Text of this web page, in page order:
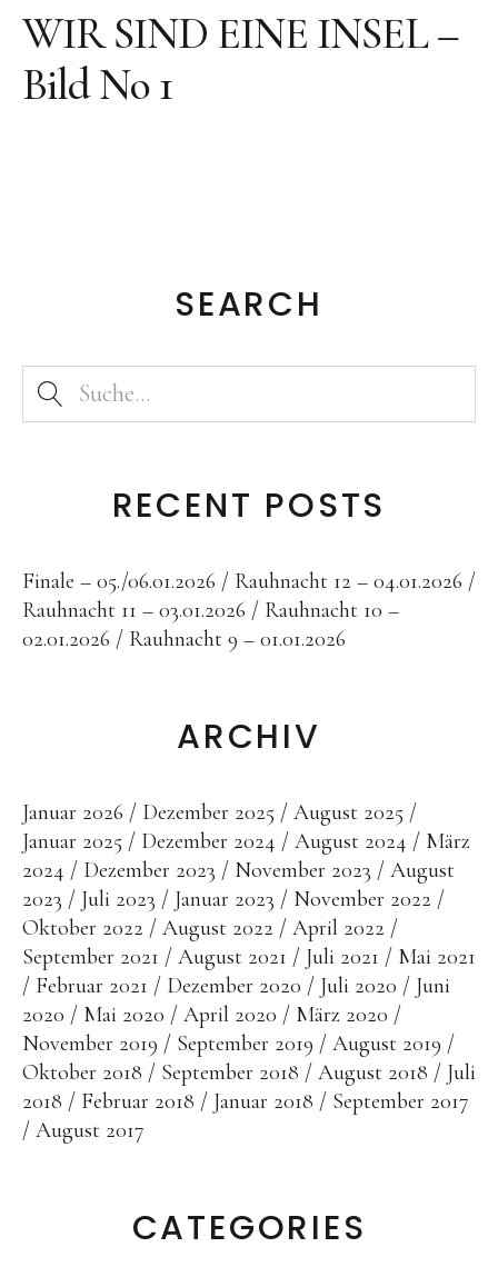
WIR SIND EINE INSEL –
Bild No 1
SEARCH
RECENT POSTS
Finale – 05./06.01.2026
Rauhnacht 12 – 04.01.2026
Rauhnacht 11 – 03.01.2026
Rauhnacht 10 –
02.01.2026
Rauhnacht 9 – 01.01.2026
ARCHIV
Januar 2026 Dezember 2025
August 2025
Januar 2025
Dezember 2024 August 2024
März
2024
Dezember 2023 November 2023
August
2023
Juli 2023 Januar 2023
November 2022
Oktober 2022
August 2022
April 2022
September 2021
August 2021 Juli 2021
Mai 2021
Februar 2021
Dezember 2020 Juli 2020
Juni
2020
Mai 2020 April 2020
März 2020
November 2019
September 2019
August 2019
Oktober 2018
September 2018 August 2018
Juli
2018
Februar 2018 Januar 2018
September 2017
August 2017
CATEGORIES